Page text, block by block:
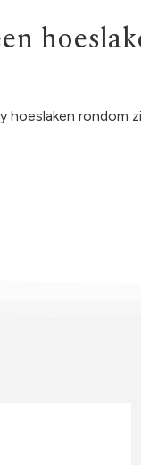
hoeslaken rondom